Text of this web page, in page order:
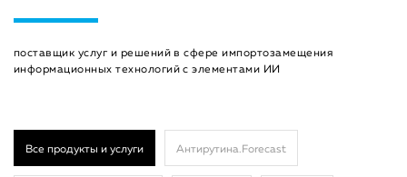
поставщик услуг и решений в сфере импортозамещения
информационных технологий с элементами ИИ
Все продукты и услуги Антирутина.Forecast